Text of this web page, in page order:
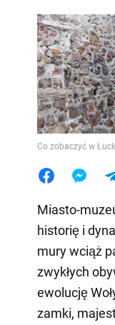
Co zobaczyć w
Miasto-
historię i
mury wciąż
zwykłych
ewolucję
zamki,